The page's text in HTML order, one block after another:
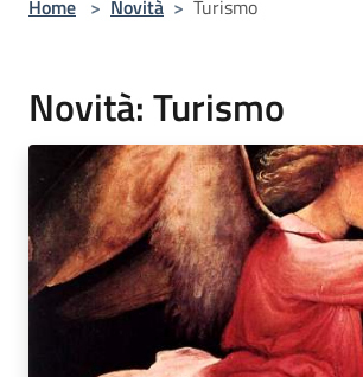
Home > Novità > Turismo
Novità: Turismo